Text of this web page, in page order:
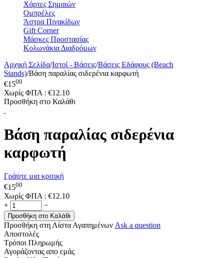
Χάρτες Σημαιών
Ομπρέλες
Άστρα Πινακίδων
Gift Corner
Μάσκες Προστασίας
Κολωνάκια Διαδρόμων
Αρχική Σελίδα/Ιστοί - Βάσεις/Βάσεις Εδάφους (Beach
Stands)/Βάση παραλίας σιδερένια καρφωτή
€1500
Χωρίς ΦΠΑ : €12.10
Προσθήκη στο Καλάθι
Βάση παραλίας σιδερένια
καρφωτή
Γράψτε μια κριτική
€1500
Χωρίς ΦΠΑ : €12.10
+
−
Προσθήκη στο Καλάθι
Προσθήκη στη Λίστα Αγαπημένων Ask a question
Αποστολές
Τρόποι Πληρωμής
Αγοράζοντας απο εμάς